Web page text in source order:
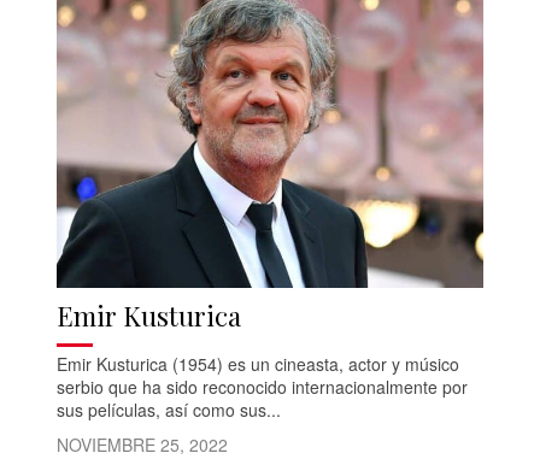
Emir Kusturica
Emir Kusturica (1954) es un cineasta, actor y músico
serbio que ha sido reconocido internacionalmente por
sus películas, así como sus...
NOVIEMBRE 25, 2022